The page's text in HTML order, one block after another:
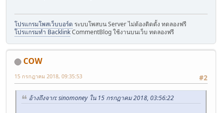
โปรแกรมโพสเว็บบอร์ด ระบบโพสบน Server ไม่ต้องติดตั้ง ทดลองฟรี
โปรแกรมทำ BacklinkCommentBlog ใช้งานบนเว็บ ทดลองฟรี
COW
#2
15 กรกฎาคม 2018, 09:35:53
อ้างถึงจาก: sinomoney ใน 15 กรกฎาคม 2018, 03:56:22